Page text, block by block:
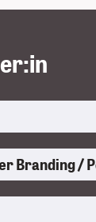
auswählen